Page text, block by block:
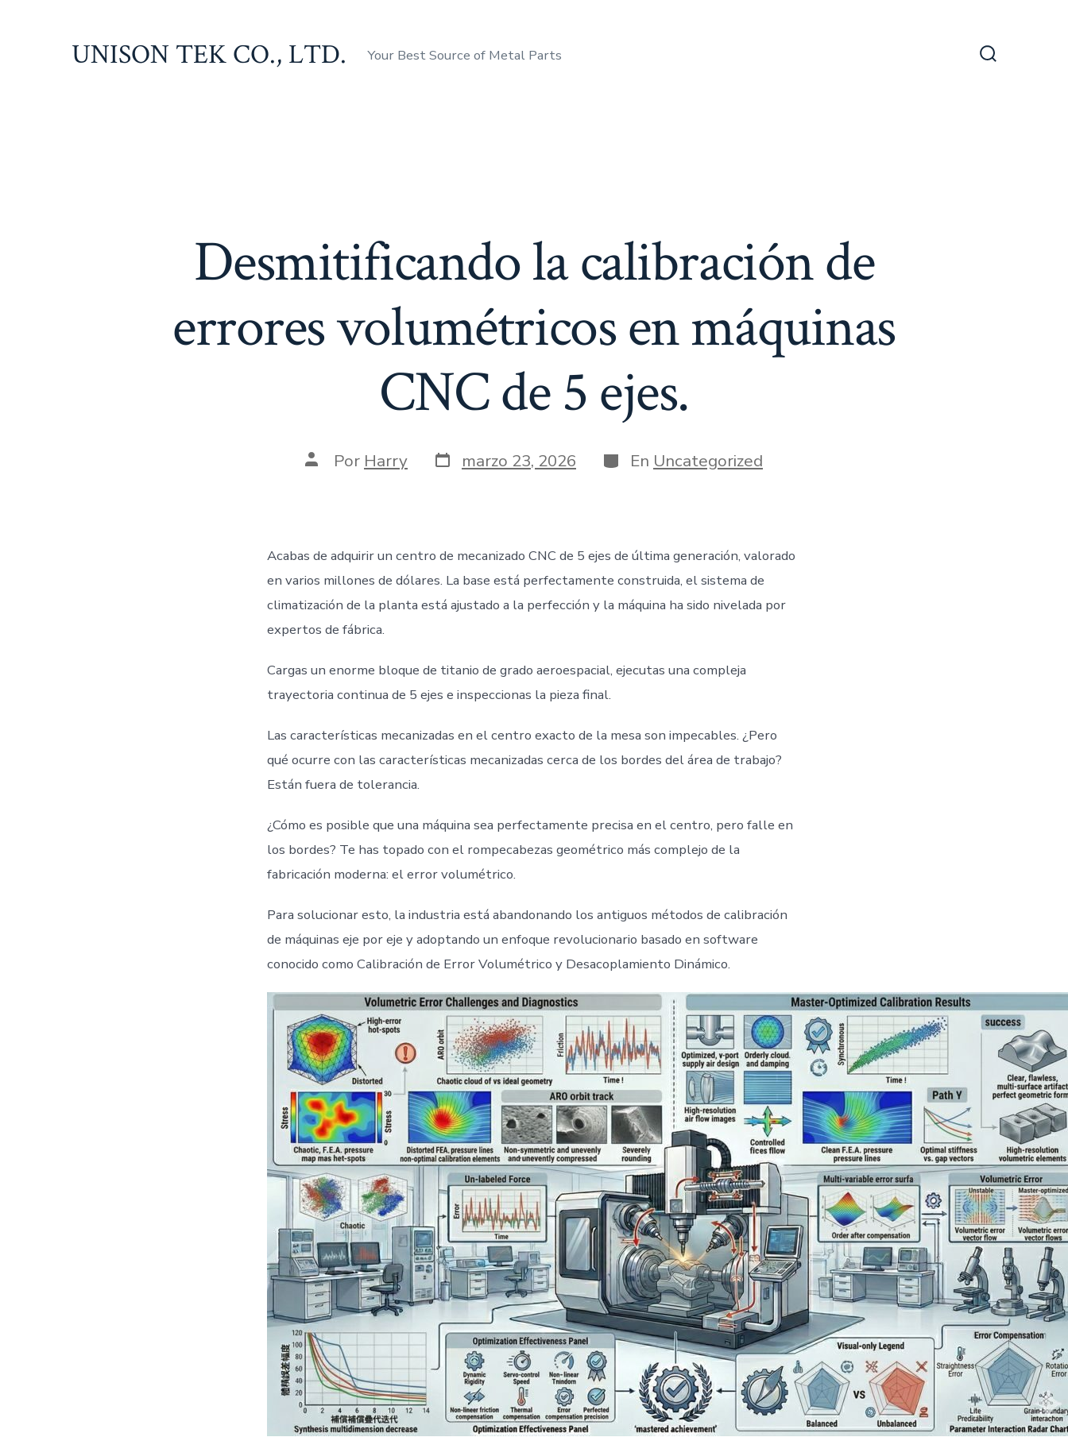
UNISON TEK CO., LTD. Your Best Source of Metal Parts
Desmitificando la calibración de
errores volumétricos en máquinas
CNC de 5 ejes.
AutorPor Harry Fecha
de
marzo 23, 2026 Categorías
En Uncategorized
Acabas de adquirir un centro de mecanizado CNC de 5 ejes de última generación, valorado
en varios millones de dólares. La base está perfectamente construida, el sistema de
climatización de la planta está ajustado a la perfección y la máquina ha sido nivelada por
expertos de fábrica.
Cargas un enorme bloque de titanio de grado aeroespacial, ejecutas una compleja
trayectoria continua de 5 ejes e inspeccionas la pieza final.
Las características mecanizadas en el centro exacto de la mesa son impecables. ¿Pero
qué ocurre con las características mecanizadas cerca de los bordes del área de trabajo?
Están fuera de tolerancia.
¿Cómo es posible que una máquina sea perfectamente precisa en el centro, pero falle en
los bordes? Te has topado con el rompecabezas geométrico más complejo de la
fabricación moderna: el error volumétrico.
Para solucionar esto, la industria está abandonando los antiguos métodos de calibración
de máquinas eje por eje y adoptando un enfoque revolucionario basado en software
conocido como Calibración de Error Volumétrico y Desacoplamiento Dinámico.